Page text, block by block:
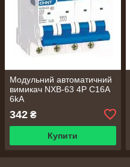
Модульний автоматичний
вимикач NXB-63 4P C16A
6kA
342 ₴
Купити